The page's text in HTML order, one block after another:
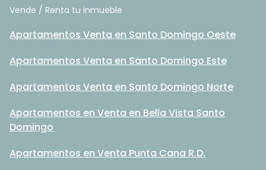
Vende / Renta tu inmueble
Apartamentos Venta en Santo Domingo Oeste
Apartamentos Venta en Santo Domingo Este
Apartamentos Venta en Santo Domingo Norte
Apartamentos en Venta en Bella Vista Santo
Domingo
Apartamentos en Venta Punta Cana R.D.